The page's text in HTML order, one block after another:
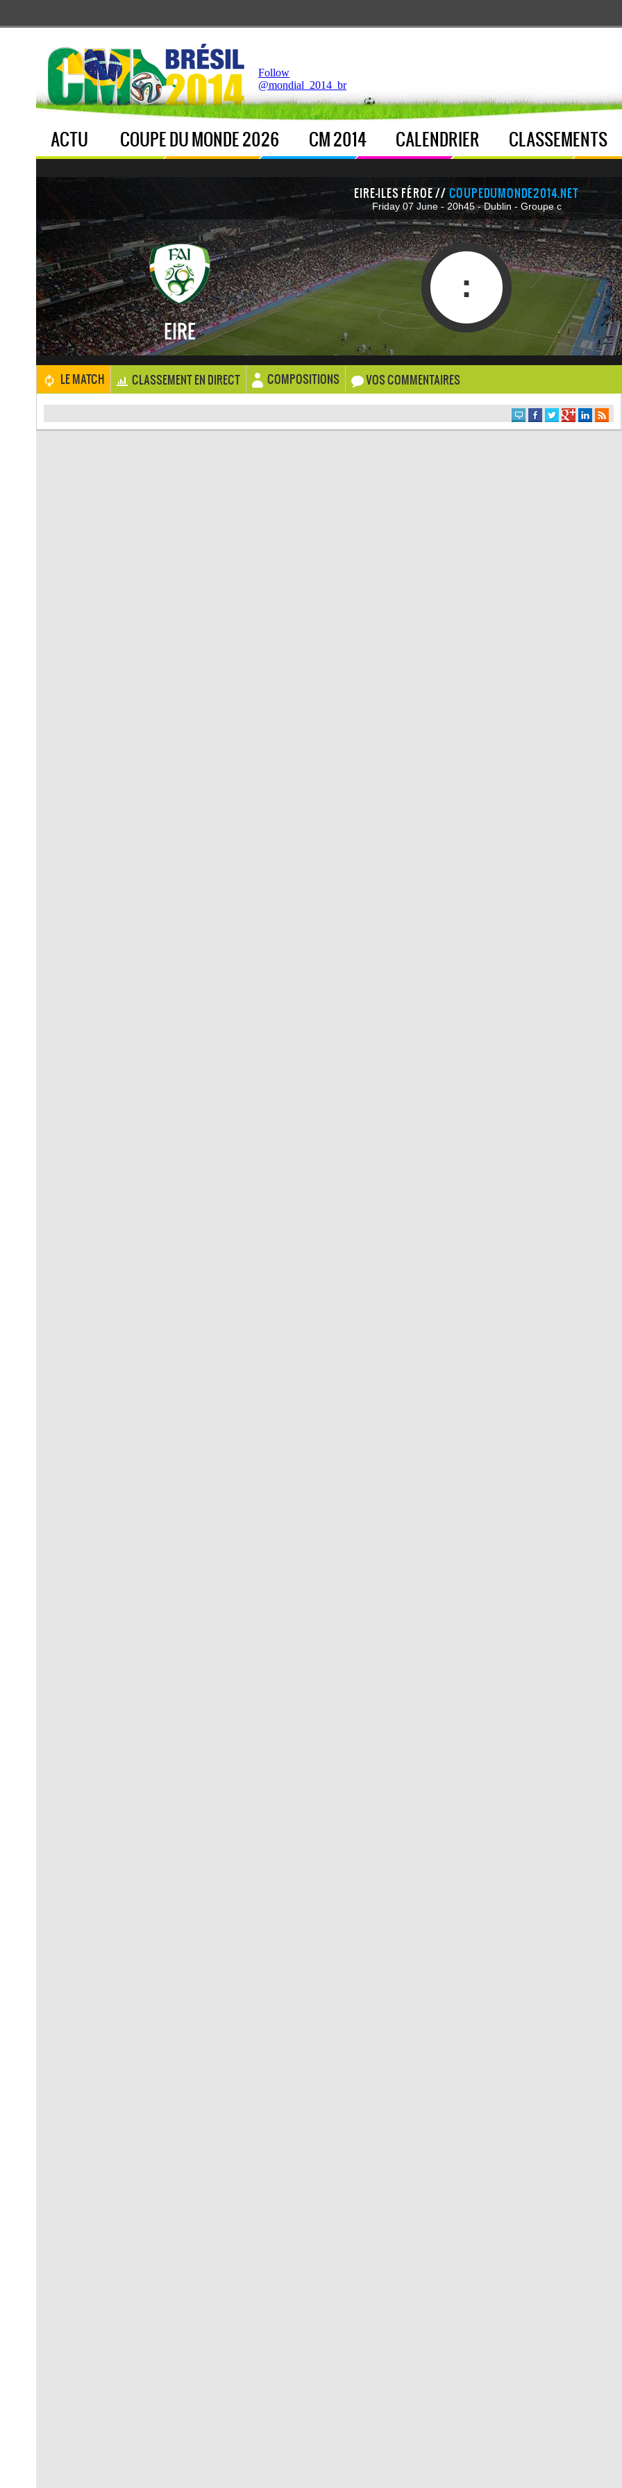
Follow
@mondial_2014_br
ACTU COUPE DU MONDE 2026 CM 2014 CALENDRIER CLASSEMENTS
EIRE-ILES FÉROE //COUPEDUMONDE2014.NET
Friday 07 June - 20h45 - Dublin - Groupe c
EIRE
:
LE MATCH CLASSEMENT EN DIRECT COMPOSITIONS VOS COMMENTAIRES